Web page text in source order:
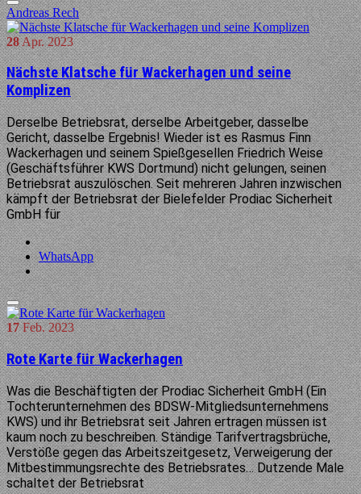
Andreas Rech
28 Apr. 2023
Nächste Klatsche für Wackerhagen und seine
Komplizen
Derselbe Betriebsrat, derselbe Arbeitgeber, dasselbe
Gericht, dasselbe Ergebnis! Wieder ist es Rasmus Finn
Wackerhagen und seinem Spießgesellen Friedrich Weise
(Geschäftsführer KWS Dortmund) nicht gelungen, seinen
Betriebsrat auszulöschen. Seit mehreren Jahren inzwischen
kämpft der Betriebsrat der Bielefelder Prodiac Sicherheit
GmbH für
WhatsApp
17 Feb. 2023
Rote Karte für Wackerhagen
Was die Beschäftigten der Prodiac Sicherheit GmbH (Ein
Tochterunternehmen des BDSW-Mitgliedsunternehmens
KWS) und ihr Betriebsrat seit Jahren ertragen müssen ist
kaum noch zu beschreiben. Ständige Tarifvertragsbrüche,
Verstöße gegen das Arbeitszeitgesetz, Verweigerung der
Mitbestimmungsrechte des Betriebsrates… Dutzende Male
schaltet der Betriebsrat